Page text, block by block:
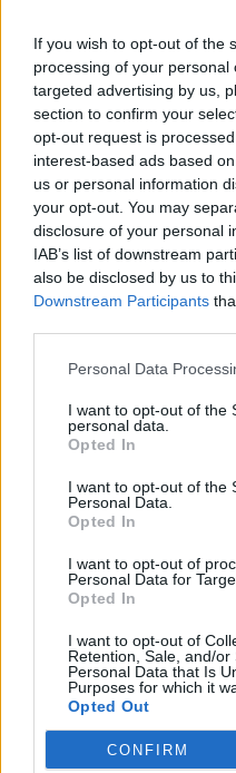
If you wish to opt-out of the
processing of your
targeted advertising by us,
section to confirm your
opt-out request is
interest-based ads based
us or personal information
your opt-out. You may
disclosure of your personal
IAB’s list of downstream
also be disclosed by us to
Downstream Participants
Personal Data
I want to opt-out of the
personal data.
Opted In
I want to opt-out of the
Personal Data.
Opted In
I want to opt-out of
Personal Data for
Opted In
I want to opt-out of
Retention, Sale, and/or
Personal Data that Is
Purposes for which it
Opted Out
CONFIRM
Nika skupiła się i
robota za pomocą
i skierowała całą
Początkowo nic się
maszyna drgnęła.
wyleciał na dach.
zauważyła jednak,
wyrwała jej z dłoni
Kuszmińskiego. Po
błyskawicznie
Przyjaciele byli
mógł zrealizować
nad światem.
Sprawdź także: